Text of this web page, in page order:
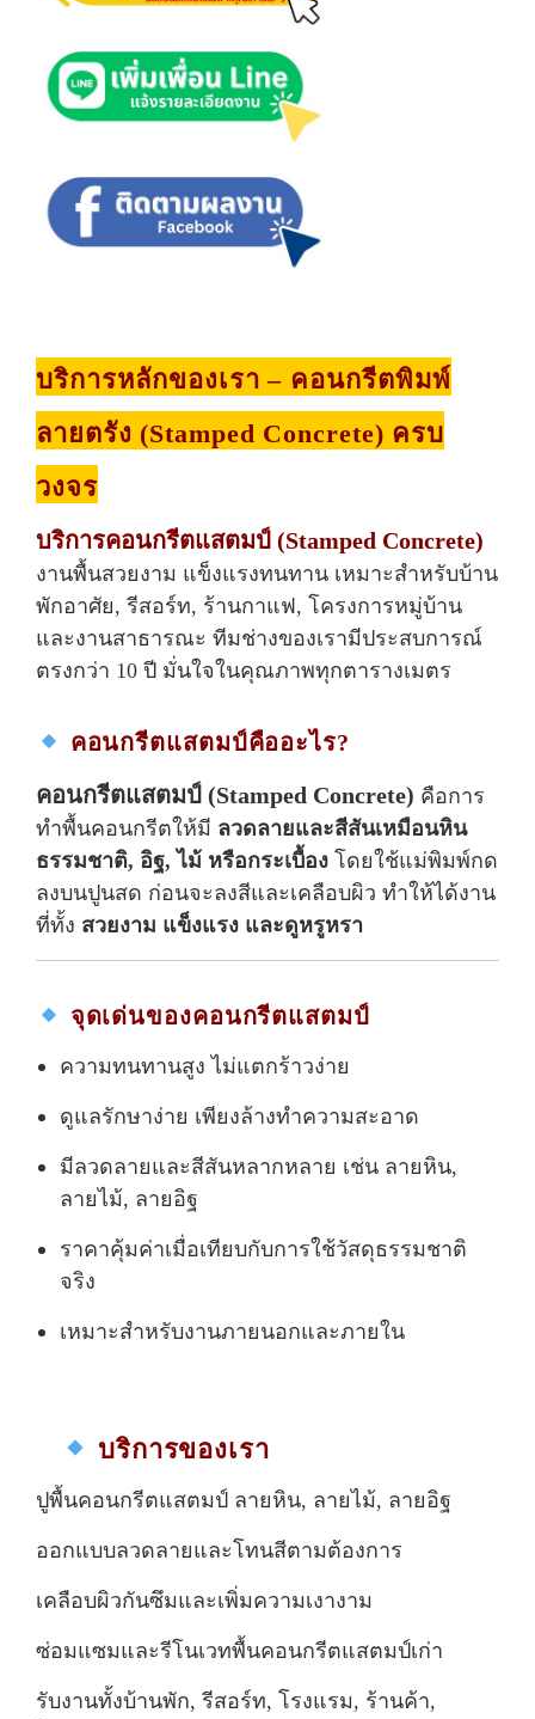
บริการหลักของเรา – คอนกรีตพิมพ์
ลายตรัง (Stamped Concrete) ครบ
วงจร
บริการคอนกรีตแสตมป์ (Stamped Concrete)
งานพื้นสวยงาม แข็งแรงทนทาน เหมาะสำหรับบ้าน
พักอาศัย, รีสอร์ท, ร้านกาแฟ, โครงการหมู่บ้าน
และงานสาธารณะ ทีมช่างของเรามีประสบการณ์
ตรงกว่า 10 ปี มั่นใจในคุณภาพทุกตารางเมตร
คอนกรีตแสตมป์คืออะไร?
คอนกรีตแสตมป์ (Stamped Concrete) คือการ
ทำพื้นคอนกรีตให้มี ลวดลายและสีสันเหมือนหิน
ธรรมชาติ, อิฐ, ไม้ หรือกระเบื้อง โดยใช้แม่พิมพ์กด
ลงบนปูนสด ก่อนจะลงสีและเคลือบผิว ทำให้ได้งาน
ที่ทั้ง สวยงาม แข็งแรง และดูหรูหรา
จุดเด่นของคอนกรีตแสตมป์
ความทนทานสูง ไม่แตกร้าวง่าย
ดูแลรักษาง่าย เพียงล้างทำความสะอาด
มีลวดลายและสีสันหลากหลาย เช่น ลายหิน,
ลายไม้, ลายอิฐ
ราคาคุ้มค่าเมื่อเทียบกับการใช้วัสดุธรรมชาติ
จริง
เหมาะสำหรับงานภายนอกและภายใน
บริการของเรา
ปูพื้นคอนกรีตแสตมป์ ลายหิน, ลายไม้, ลายอิฐ
ออกแบบลวดลายและโทนสีตามต้องการ
เคลือบผิวกันซึมและเพิ่มความเงางาม
ซ่อมแซมและรีโนเวทพื้นคอนกรีตแสตมป์เก่า
รับงานทั้งบ้านพัก, รีสอร์ท, โรงแรม, ร้านค้า,